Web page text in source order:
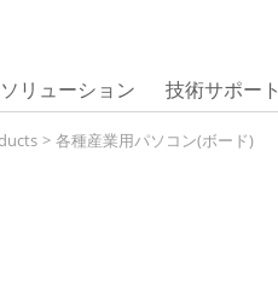
ソリューション 技術サポート
> 各種産業用パソコン(ボード)